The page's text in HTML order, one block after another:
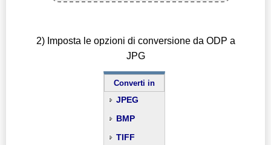
2) Imposta le opzioni di conversione da ODP a
JPG
Converti in
JPEG
BMP
TIFF